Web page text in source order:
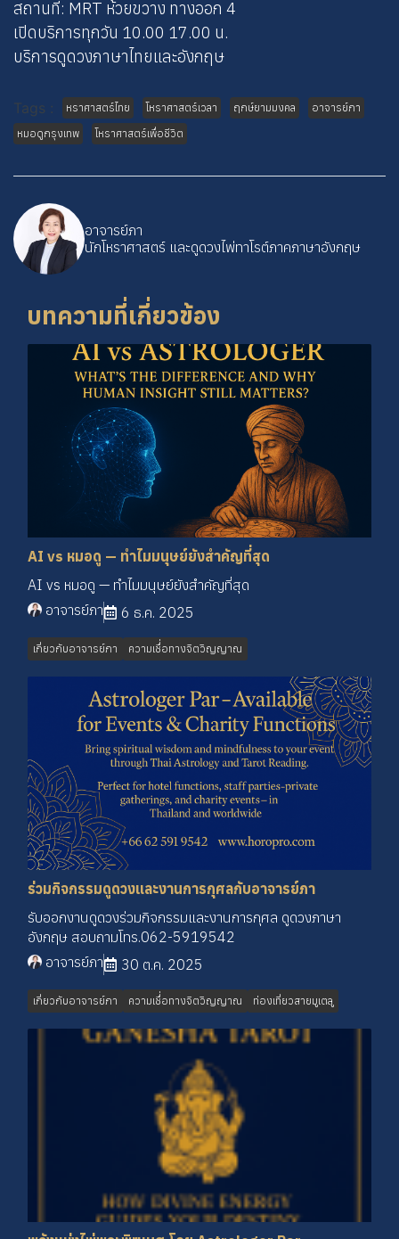
สถานที่: MRT ห้วยขวาง ทางออก 4
เปิดบริการทุกวัน 10.00 17.00 น.
บริการดูดวงภาษาไทยและอังกฤษ
Tags : หราศาสตร์ไทย โหราศาสตร์เวลา ฤกษ์ยามมงคล
อาจารย์ภา
หมอดูกรุงเทพ
โหราศาสตร์เพื่อชีวิต
อาจารย์ภา
นักโหราศาสตร์ และดูดวงไพ่ทาโรต์ภาคภาษาอังกฤษ
บทความที่เกี่ยวข้อง
AI vs หมอดู — ทำไมมนุษย์ยังสำคัญที่สุด
AI vs หมอดู — ทำไมมนุษย์ยังสำคัญที่สุด
อาจารย์ภา
6 ธ.ค. 2025
เกี่ยวกับอาจารย์ภา ความเชื่่อทางจิตวิญญาณ
ร่วมกิจกรรมดูดวงและงานการกุศลกับอาจารย์ภา
รับออกงานดูดวงร่วมกิจกรรมและงานการกุศล ดูดวงภาษา
อังกฤษ สอบถามโทร.062-5919542
อาจารย์ภา
30 ต.ค. 2025
เกี่ยวกับอาจารย์ภา ความเชื่่อทางจิตวิญญาณ ท่องเที่ยวสายมูเตลู